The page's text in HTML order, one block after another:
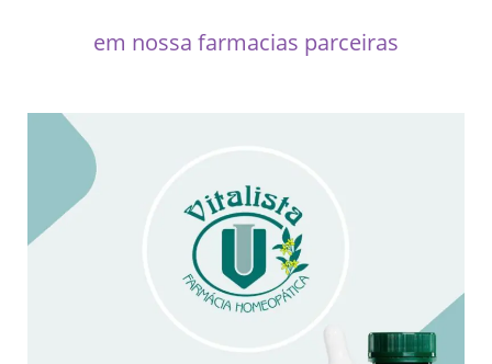
em nossa farmacias parceiras